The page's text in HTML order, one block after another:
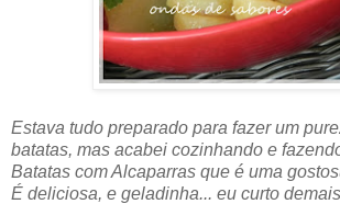
Estava tudo preparado para fazer um
batatas, mas acabei cozinhando e
Batatas com Alcaparras que é uma
É deliciosa, e geladinha... eu curto